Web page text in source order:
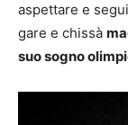
aspettare e
gare e chissà
suo sogno